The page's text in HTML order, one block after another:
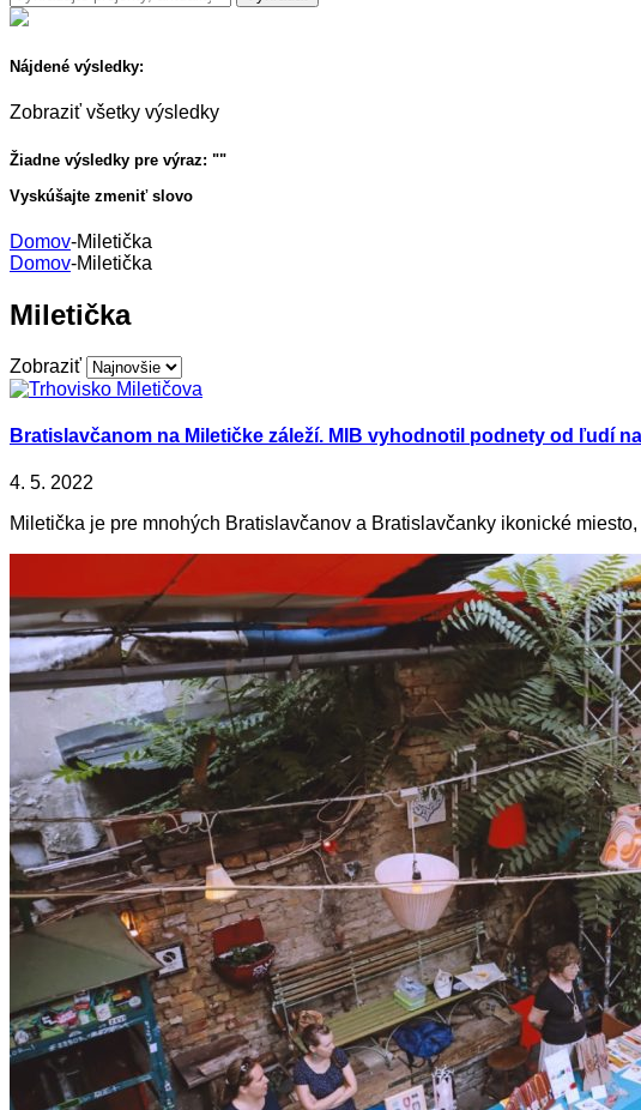
Nájdené výsledky:
Zobraziť všetky výsledky
Žiadne výsledky pre výraz: ""
Vyskúšajte zmeniť slovo
Domov-Miletička
Domov-Miletička
Miletička
Zobraziť
Bratislavčanom na Miletičke záleží. MIB vyhodnotil podnety od ľudí
4. 5. 2022
Miletička je pre mnohých Bratislavčanov a Bratislavčanky ikonické